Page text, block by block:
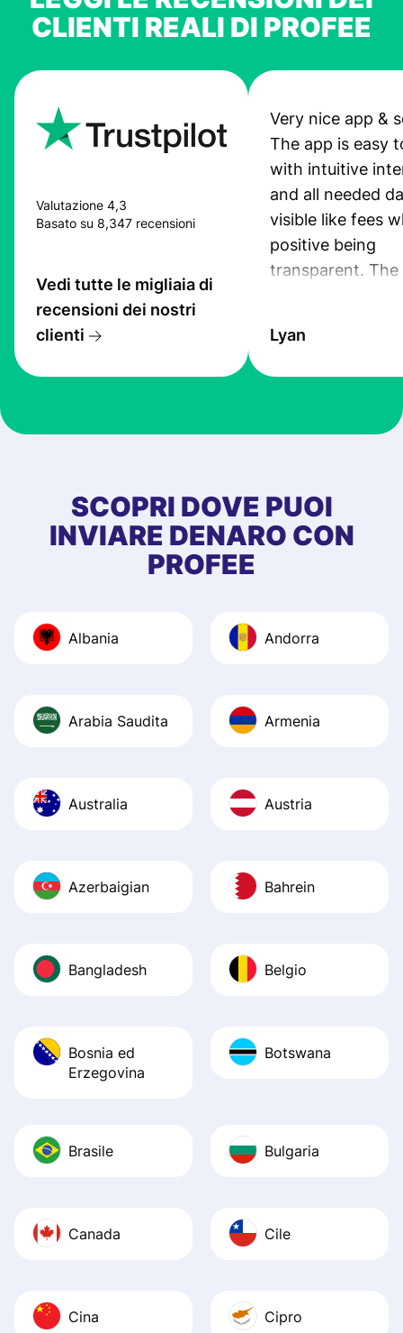
CLIENTI REALI DI PROFEE
Valutazione 4,3
Basato su 8,347 recensioni
Vedi tutte le migliaia di
recensioni dei nostri
clienti
Very nice app &
The app is easy
with intuitive
and all needed
visible like fees
positive being
transparent. The
the exchange
at Profee is very
first started
app, and they
quick to provide
Recommend it!
Lyan
SCOPRI DOVE PUOI
INVIARE DENARO CON
PROFEE
Albania Andorra
Arabia Saudita Armenia
Australia Austria
Azerbaigian Bahrein
Bangladesh Belgio
Bosnia ed
Erzegovina
Botswana
Brasile Bulgaria
Canada Cile
Cina Cipro